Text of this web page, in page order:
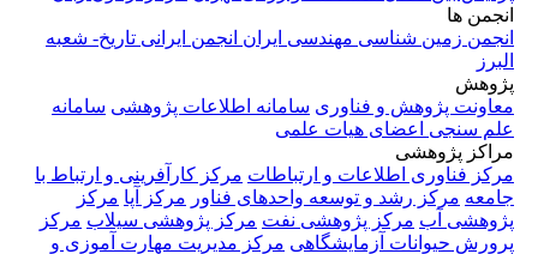
انجمن ها
انجمن زمین شناسی مهندسی ایران انجمن ایرانی تاریخ- شعبه
البرز
پژوهش
معاونت پژوهش و فناوری سامانه اطلاعات پژوهشی سامانه
علم سنجی اعضای هیات علمی
مراکز پژوهشی
مرکز فناوری اطلاعات و ارتباطات مرکز کارآفرینی و ارتباط با
جامعه مرکز رشد و توسعه واحدهای فناور مرکز آپا مرکز
پژوهشی آب مرکز پژوهشی نفت مرکز پژوهشی سیلاب مرکز
پرورش حیوانات آزمایشگاهی مرکز مدیریت مهارت آموزی و